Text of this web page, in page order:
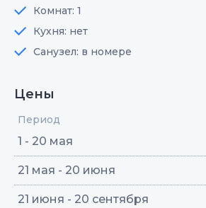
Комнат: 1
Кухня: нет
Санузел: в номере
Цены
Период
1 - 20 мая
21 мая - 20 июня
21 июня - 20 сентября